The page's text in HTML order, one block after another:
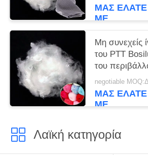
ΜΑΣ
ΜΕ
Μη συνεχείς
του PTT
του
negotiable
ΜΑΣ
ΜΕ
Λαϊκή κατηγορία